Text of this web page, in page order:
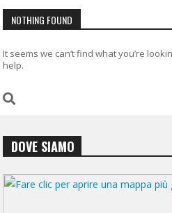
NOTHING FOUND
It seems we can’t find what you’re
help.
DOVE SIAMO